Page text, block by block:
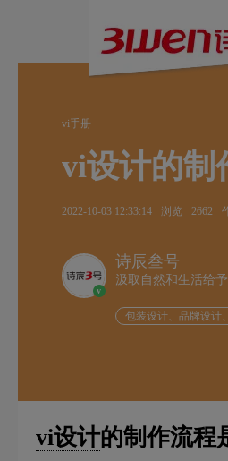
vi手册
vi设计的制
2022-10-03 12:33:14 浏览 2662
v
诗辰叁号
汲取自然和生活给
包装设计、品牌设计
vi设计的制作流程